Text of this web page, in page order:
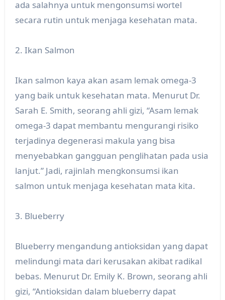
ada salahnya untuk mengonsumsi wortel
secara rutin untuk menjaga kesehatan mata.
2. Ikan Salmon
Ikan salmon kaya akan asam lemak omega-3
yang baik untuk kesehatan mata. Menurut Dr.
Sarah E. Smith, seorang ahli gizi, “Asam lemak
omega-3 dapat membantu mengurangi risiko
terjadinya degenerasi makula yang bisa
menyebabkan gangguan penglihatan pada usia
lanjut.” Jadi, rajinlah mengkonsumsi ikan
salmon untuk menjaga kesehatan mata kita.
3. Blueberry
Blueberry mengandung antioksidan yang dapat
melindungi mata dari kerusakan akibat radikal
bebas. Menurut Dr. Emily K. Brown, seorang ahli
gizi, “Antioksidan dalam blueberry dapat